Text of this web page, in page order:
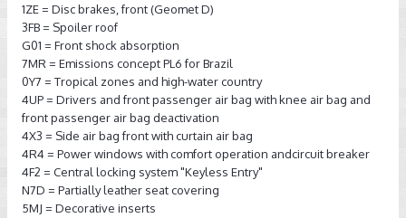
1ZE = Disc brakes, front (Geomet D)
3FB = Spoiler roof
G01 = Front shock absorption
7MR = Emissions concept PL6 for Brazil
0Y7 = Tropical zones and high-water country
4UP = Drivers and front passenger air bag with knee air bag and
front passenger air bag deactivation
4X3 = Side air bag front with curtain air bag
4R4 = Power windows with comfort operation andcircuit breaker
4F2 = Central locking system "Keyless Entry"
N7D = Partially leather seat covering
5MJ = Decorative inserts